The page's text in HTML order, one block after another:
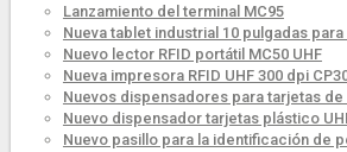
Lanzamiento del terminal MC95
Nueva tablet industrial 10 pulgadas
Nuevo lector RFID portátil MC50 UHF
Nueva impresora RFID UHF 300 dpi
Nuevos dispensadores para tarjetas de
Nuevo dispensador tarjetas plástico
Nuevo pasillo para la identificación de